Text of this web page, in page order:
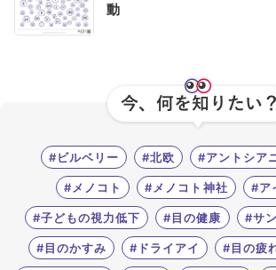
動
#ビルベリー #北欧 #アントシア
#メノコト #メノコト神社 #ア
#子どもの視力低下 #目の健康 #サ
#目のかすみ #ドライアイ #目の疲